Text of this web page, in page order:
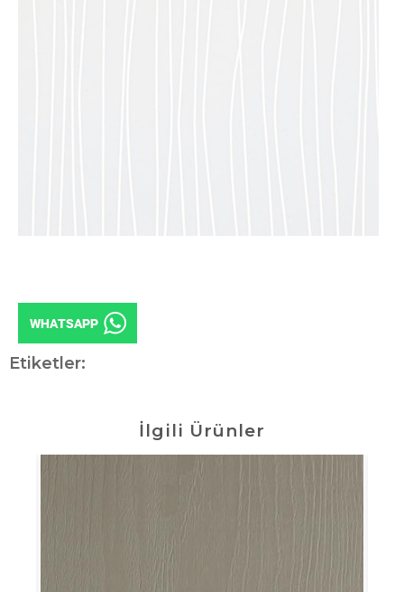
Etiketler:
İlgili Ürünler